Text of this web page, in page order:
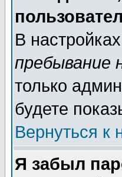
В
пребывание
только
будете
Вернуться к
Я забыл